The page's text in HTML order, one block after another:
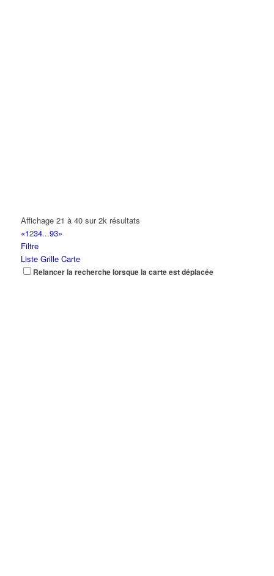
Affichage 21 à 40 sur 2k résultats
«1234...93»
Filtre
Liste Grille Carte
Relancer la recherche lorsque la carte est déplacée